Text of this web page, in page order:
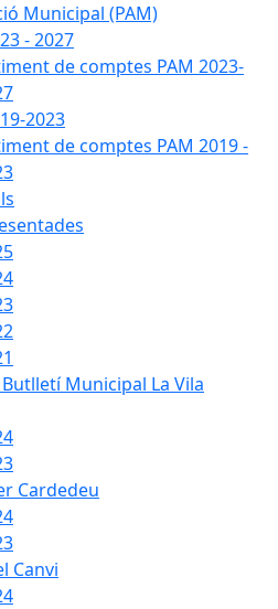
Municipal (PAM)
- 2027
de comptes PAM 2023-
2023
de comptes PAM 2019 -
Municipal La Vila
Cardedeu
Canvi